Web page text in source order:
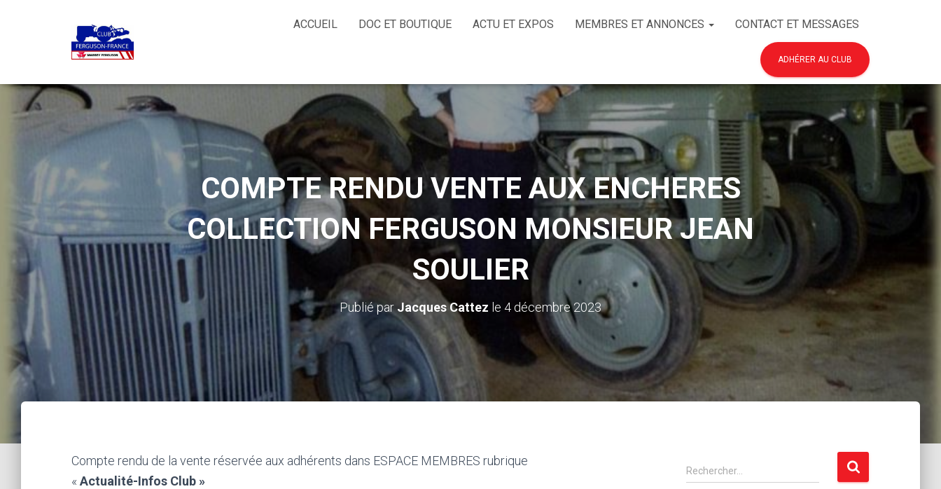
ACCUEIL DOC ET BOUTIQUE ACTU ET EXPOS MEMBRES ET ANNONCES CONTACT ET MESSAGES
ADHÉRER AU CLUB
COMPTE RENDU VENTE AUX ENCHERES
COLLECTION FERGUSON MONSIEUR JEAN
SOULIER
Publié par Jacques Cattez le 4 décembre 2023
Compte rendu de la vente réservée aux adhérents dans ESPACE MEMBRES rubrique
« Actualité-Infos Club »
R
e
Rechercher…